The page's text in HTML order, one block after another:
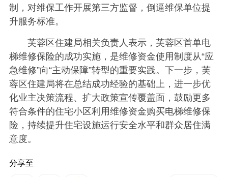
制，对维保工作开展第三方监督，倒逼维保单位提
升服务标准。
芙蓉区住建局相关负责人表示，芙蓉区首单电
梯维修保险的成功实施，是维修资金使用制度从“应
急维修”向“主动保障”转型的重要实践。下一步，芙
蓉区住建局将在总结成功经验的基础上，进一步优
化业主决策流程、扩大政策宣传覆盖面，鼓励更多
符合条件的住宅小区利用维修资金购买电梯维修保
险，持续提升住宅设施运行安全水平和群众居住满
意度。
分享至